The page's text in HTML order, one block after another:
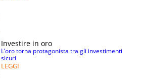
Investire in oro
L’oro torna protagonista tra gli investimenti
sicuri
LEGGI